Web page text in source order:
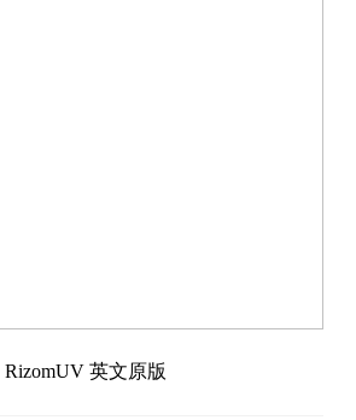
RizomUV 英文原版